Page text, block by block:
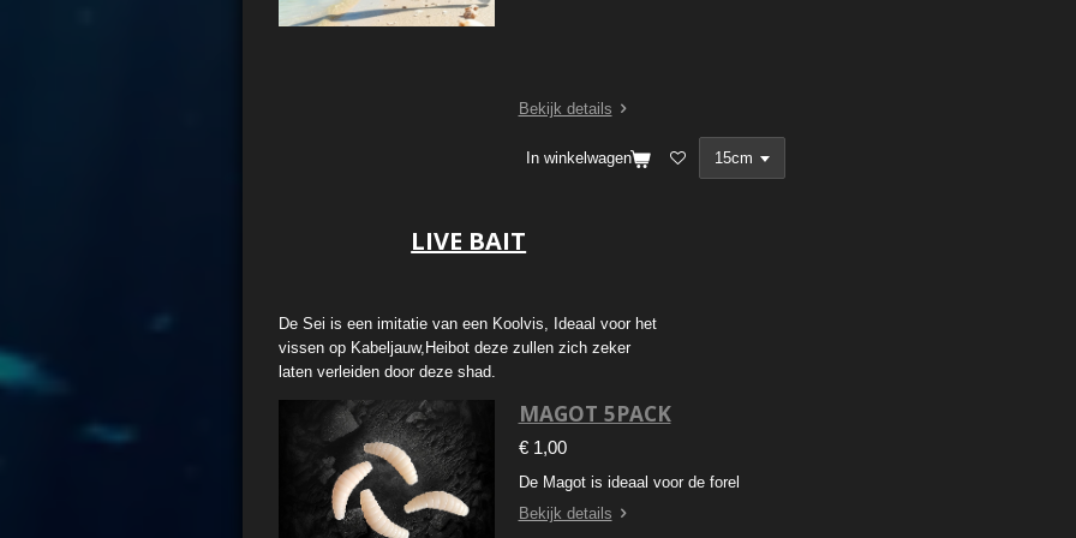
Bekijk details
In winkelwagen
LIVE BAIT
De Sei is een imitatie van een Koolvis, Ideaal voor het
vissen op Kabeljauw,Heibot deze zullen zich zeker
laten verleiden door deze shad.
MAGOT 5PACK
€ 1,00
De Magot is ideaal voor de forel
Bekijk details